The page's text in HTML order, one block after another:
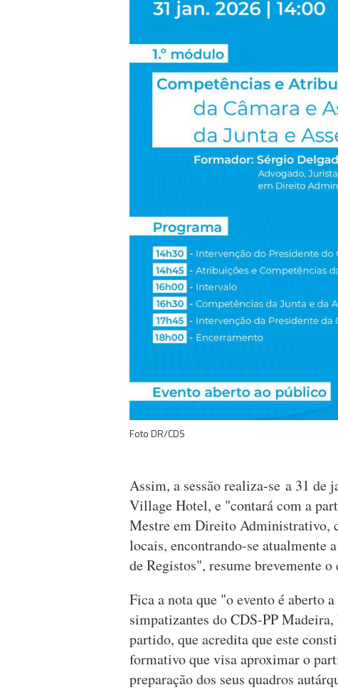
Foto DR/CDS
Assim, a sessão realiza-se a 31 de
Village Hotel, e "contará com a
Mestre em Direito Administrativo,
locais, encontrando-se atualmente
de Registos", resume brevemente
Fica a nota que "o evento é aberto
simpatizantes do CDS-PP
partido, que acredita que este
formativo que visa aproximar o
preparação dos seus quadros